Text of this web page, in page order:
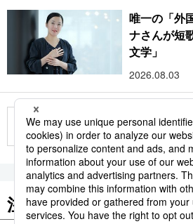
唯一の「外
ナさんが短
文学」
2026.08.03
もっと見る
注目のキーワード